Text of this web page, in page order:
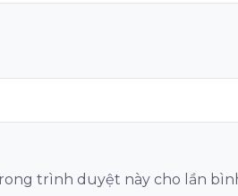
trình duyệt này cho lần